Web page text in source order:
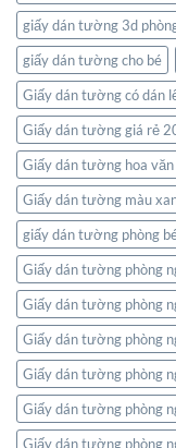
giấy dán tường 3d
giấy dán tường cho bé
Giấy dán tường có dán
Giấy dán tường giá rẻ
Giấy dán tường hoa văn
Giấy dán tường màu
giấy dán tường phòng
Giấy dán tường phòng
Giấy dán tường phòng
Giấy dán tường phòng
Giấy dán tường phòng
Giấy dán tường phòng
Giấy dán tường phòng